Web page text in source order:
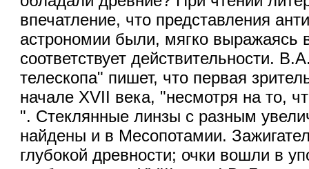
впечатление, что представления
астрономии были, мягко
соответствует действительности.
телескопа" пишет, что первая
начале XVII века, "несмотря на то,
". Стеклянные линзы с разным
найдены и в Месопотамии.
глубокой древности; очки вошли в